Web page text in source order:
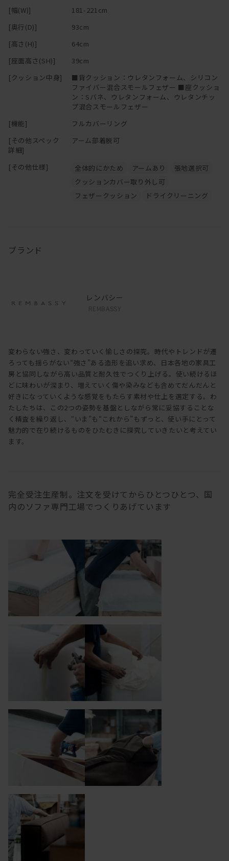
柔らかくクタっと変化し、まるで包みこまれるような座り心地にな
ります。
変化していく姿を楽しむことができるのも魅力の一つです。
[幅(W)]
181-221cm
[奥行(D)]
93cm
[高さ(H)]
64cm
[座面高さ(SH)]
39cm
[クッション中身]
■背クッション：ウレタンフォーム、シリコン
ファイバー混合スモールフェザー ■座クッショ
ン：Sバネ、ウレタンフォーム、ウレタンチッ
プ混合スモールフェザー
[機能]
フルカバーリング
[その他スペック
詳細]
アーム部着脱可
[その他仕様] 全体的にかため アームあり
張地選択可
クッションカバー取り外し可
フェザークッション
ドライクリーニング
ブランド
レンバシー
REMBASSY
変わらない強さ、変わっていく愉しさの探究。時代やトレンドが遷
ろっても揺らがない“強さ”ある造形を追い求め、日本各地の家具工
房と協同しながら高い品質と耐久性でつくり上げる。使い続けるほ
どに味わいが深まり、増えていく傷や染みなども含めてだんだんと
好きになっていくような感覚をもたらす素材や仕上を選定する。わ
たしたちは、この2つの姿勢を基盤としながら常に妥協することな
く精査を繰り返し、“いま”も“これから”もずっと、使い手にとって
魅力的で在り続けるものをひたむきに探究していきたいと考えてい
ます。
完全受注生産制。注文を受けてからひとつひとつ、国
内のソファ専門工場でつくりあげています